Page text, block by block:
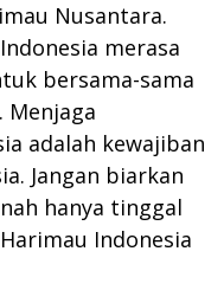
Nusantara.
merasa
bersama-sama
Menjaga
adalah kewajiban
Jangan biarkan
hanya tinggal
Indonesia